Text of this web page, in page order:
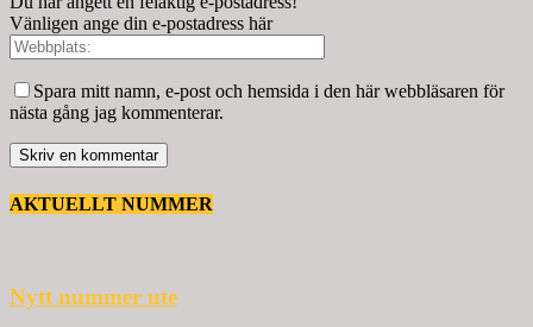
Vänligen ange din e-postadress här
Spara mitt namn, e-post och hemsida i den här webbläsaren för
nästa gång jag kommenterar.
AKTUELLT NUMMER
Nytt nummer ute